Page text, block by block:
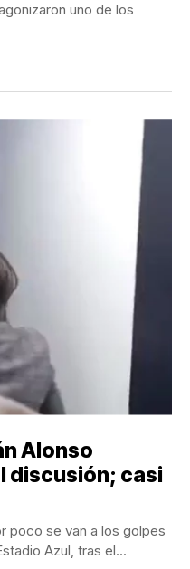
uno de los
Alonso
discusión; casi
poco se van a los golpes
Azul, tras el...